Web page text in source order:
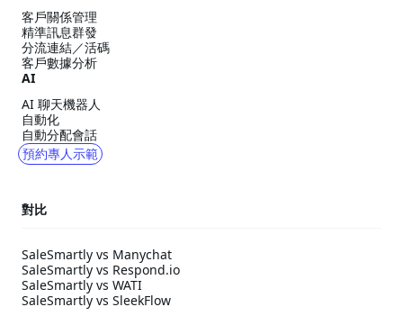
客戶關係管理
精準訊息群發
分流連結／活碼
客戶數據分析
AI
AI 聊天機器人
自動化
自動分配會話
預約專人示範
對比
SaleSmartly vs Manychat
SaleSmartly vs Respond.io
SaleSmartly vs WATI
SaleSmartly vs SleekFlow